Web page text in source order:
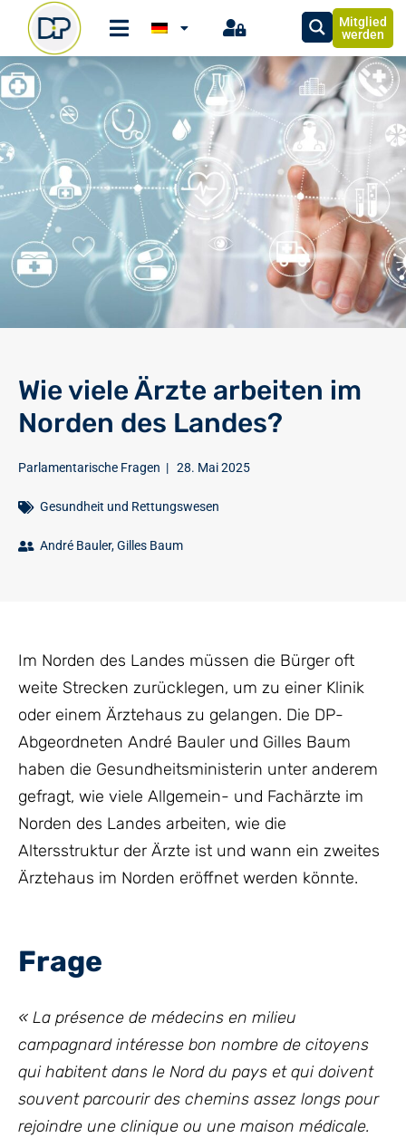
Mitglied
werden
Wie viele Ärzte arbeiten im
Norden des Landes?
Parlamentarische Fragen | 28. Mai 2025
Gesundheit und Rettungswesen
André Bauler,Gilles Baum
Im Norden des Landes müssen die Bürger oft
weite Strecken zurücklegen, um zu einer Klinik
oder einem Ärztehaus zu gelangen. Die DP-
Abgeordneten André Bauler und Gilles Baum
haben die Gesundheitsministerin unter anderem
gefragt, wie viele Allgemein- und Fachärzte im
Norden des Landes arbeiten, wie die
Altersstruktur der Ärzte ist und wann ein zweites
Ärztehaus im Norden eröffnet werden könnte.
Frage
« La présence de médecins en milieu
campagnard intéresse bon nombre de citoyens
qui habitent dans le Nord du pays et qui doivent
souvent parcourir des chemins assez longs pour
rejoindre une clinique ou une maison médicale.